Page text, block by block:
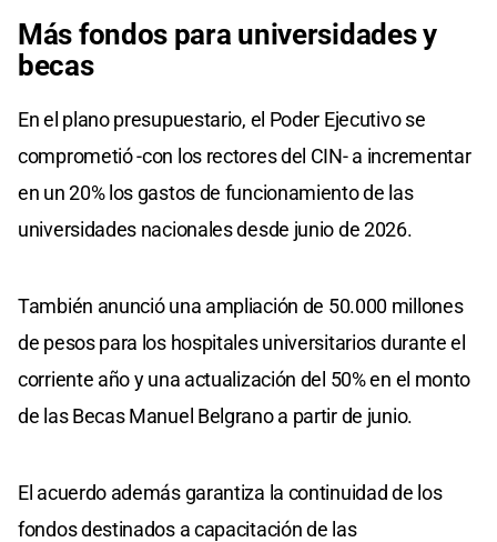
Más fondos para universidades y
becas
En el plano presupuestario, el Poder Ejecutivo se
comprometió -con los rectores del CIN- a incrementar
en un 20% los gastos de funcionamiento de las
universidades nacionales desde junio de 2026.
También anunció una ampliación de 50.000 millones
de pesos para los hospitales universitarios durante el
corriente año y una actualización del 50% en el monto
de las Becas Manuel Belgrano a partir de junio.
El acuerdo además garantiza la continuidad de los
fondos destinados a capacitación de las